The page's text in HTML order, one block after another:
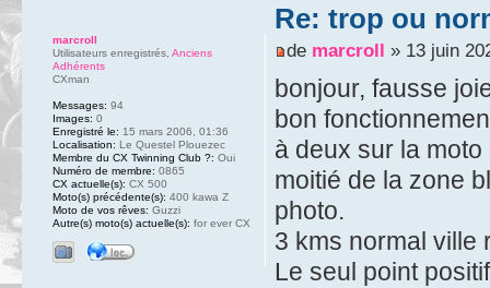
Re: trop ou
de marcroll » 13 juin
bonjour, fausse
bon
à deux sur la
moitié de la zone
photo.
3 kms normal ville
Le seul point
marcroll
Utilisateurs enregistrés Anciens
Adhérents
CXman
Messages: 94
Images: 0
Enregistré le: 15 mars 2006, 01:36
Localisation: Le Questel Plouezec
Membre du CX Twinning Club ?: Oui
Numéro de membre: 0865
CX actuelle(s): CX 500
Moto(s) précédente(s): 400 kawa Z
Moto de vos rêves: Guzzi
Autre(s) moto(s) actuelle(s): for ever CX